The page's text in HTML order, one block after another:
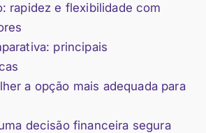
rapidez e flexibilidade com
principais
a opção mais adequada para
decisão financeira segura